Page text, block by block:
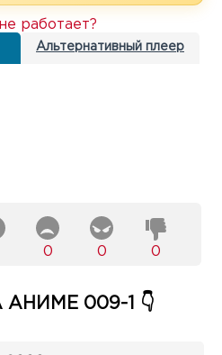
Альтернативный плеер
работает?
0 0 0
009-1 👇